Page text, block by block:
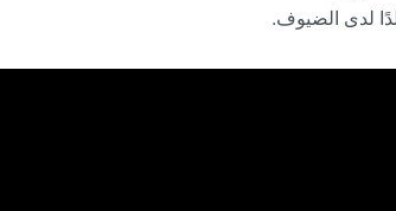
لدى الضيوف.